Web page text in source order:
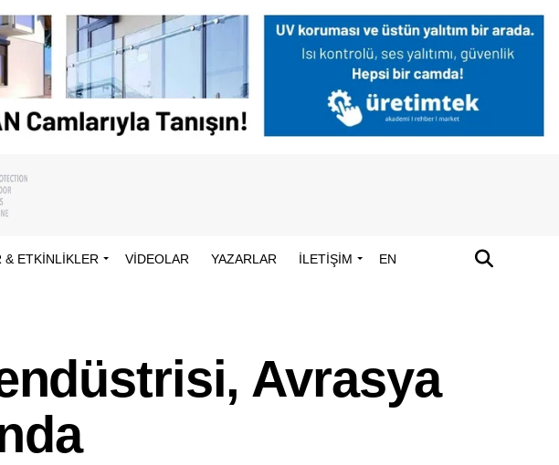
& ETKINLIKLER VIDEOLAR YAZARLAR İLETİŞİM EN
Avrasya